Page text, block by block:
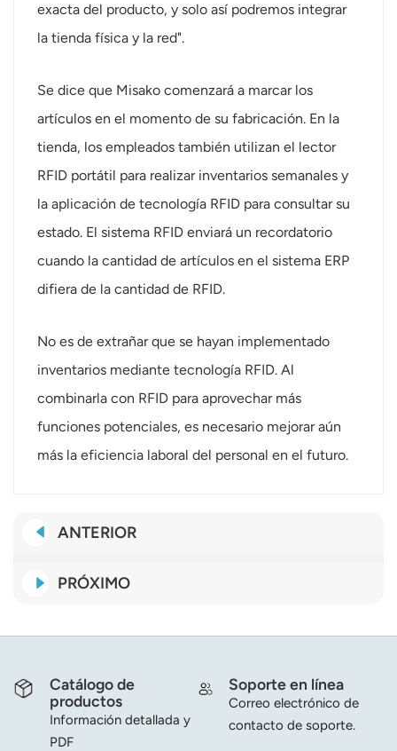
exacta del producto, y solo así podremos integrar
la tienda física y la red".
Se dice que Misako comenzará a marcar los
artículos en el momento de su fabricación. En la
tienda, los empleados también utilizan el lector
RFID portátil para realizar inventarios semanales y
la aplicación de tecnología RFID para consultar su
estado. El sistema RFID enviará un recordatorio
cuando la cantidad de artículos en el sistema ERP
difiera de la cantidad de RFID.
No es de extrañar que se hayan implementado
inventarios mediante tecnología RFID. Al
combinarla con RFID para aprovechar más
funciones potenciales, es necesario mejorar aún
más la eficiencia laboral del personal en el futuro.
ANTERIOR
PRÓXIMO
Catálogo de
productos
Información detallada y
PDF
Soporte en línea
Correo electrónico de
contacto de soporte.